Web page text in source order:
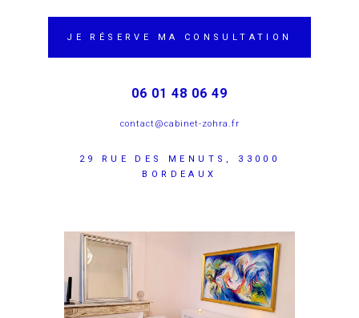
JE RÉSERVE MA CONSULTATION
06 01 48 06 49
contact@cabinet-zohra.fr
29 RUE DES MENUTS, 33000
BORDEAUX